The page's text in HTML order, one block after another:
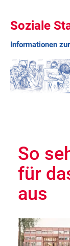
Soziale
Informationen
So
für
aus